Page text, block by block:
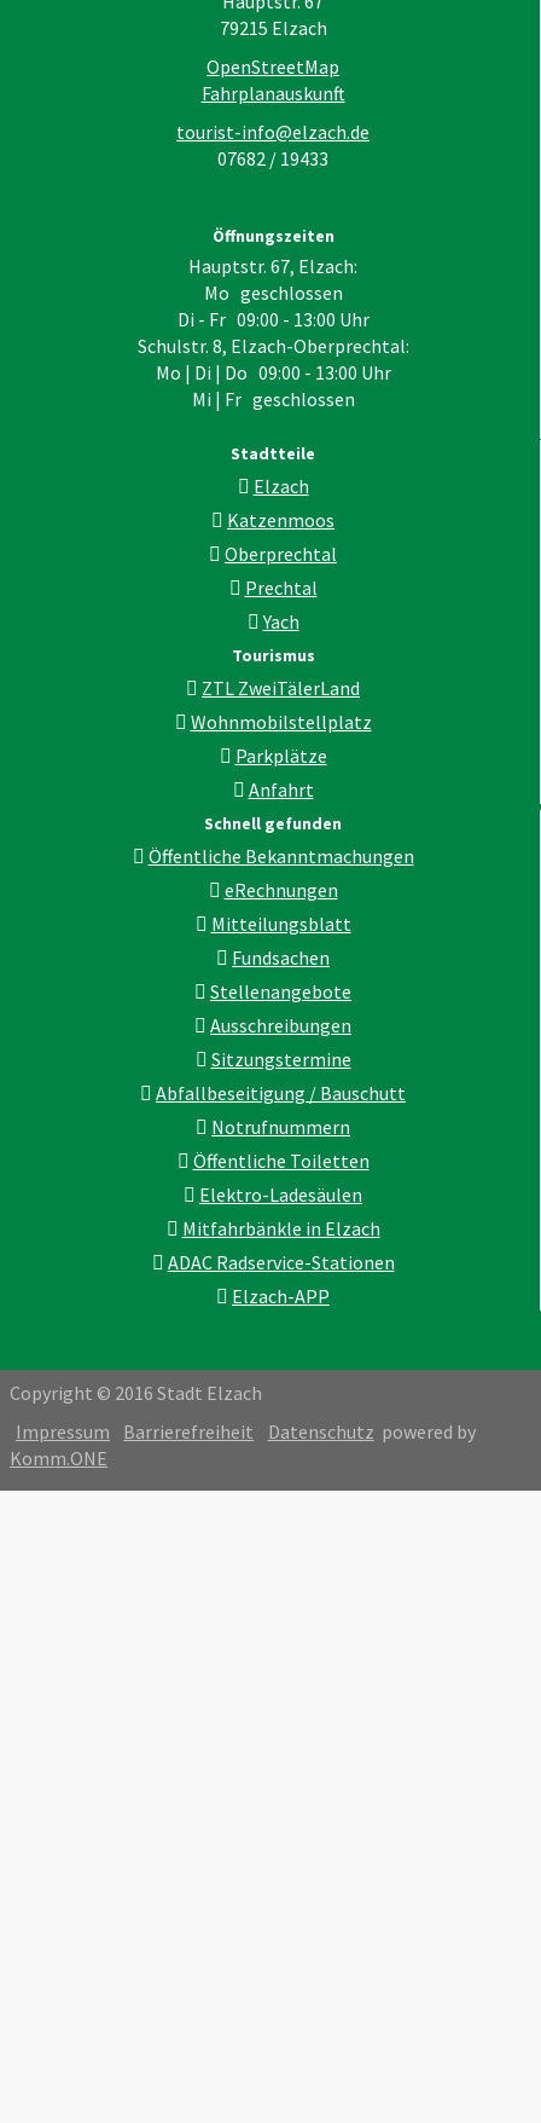
79215 Elzach
OpenStreetMap
Fahrplanauskunft
tourist-info@elzach.de
07682 / 19433
Öffnungszeiten
Hauptstr. 67, Elzach:
Mo geschlossen
Di - Fr 09:00 - 13:00 Uhr
Schulstr. 8, Elzach-Oberprechtal:
Mo | Di | Do 09:00 - 13:00 Uhr
Mi | Fr geschlossen
Stadtteile
Elzach
Katzenmoos
Oberprechtal
Prechtal
Yach
Tourismus
ZTL ZweiTälerLand
Wohnmobilstellplatz
Parkplätze
Anfahrt
Schnell gefunden
Öffentliche Bekanntmachungen
eRechnungen
Mitteilungsblatt
Fundsachen
Stellenangebote
Ausschreibungen
Sitzungstermine
Abfallbeseitigung / Bauschutt
Notrufnummern
Öffentliche Toiletten
Elektro-Ladesäulen
Mitfahrbänkle in Elzach
ADAC Radservice-Stationen
Elzach-APP
Copyright © 2016 Stadt Elzach
Impressum
Barrierefreiheit Datenschutz powered by
Komm.ONE